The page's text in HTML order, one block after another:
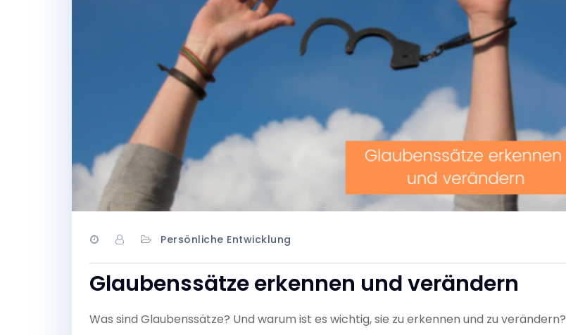
Persönliche Entwicklung
Glaubenssätze erkennen und verändern
Was sind Glaubenssätze? Und warum ist es wichtig, sie zu erkennen und zu verändern?